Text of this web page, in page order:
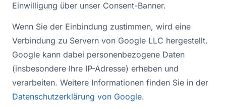
Einwilligung über unser Consent-Banner.
Wenn Sie der Einbindung zustimmen, wird eine
Verbindung zu Servern von Google LLC hergestellt.
Google kann dabei personenbezogene Daten
(insbesondere Ihre IP-Adresse) erheben und
verarbeiten. Weitere Informationen finden Sie in der
Datenschutzerklärung von Google.